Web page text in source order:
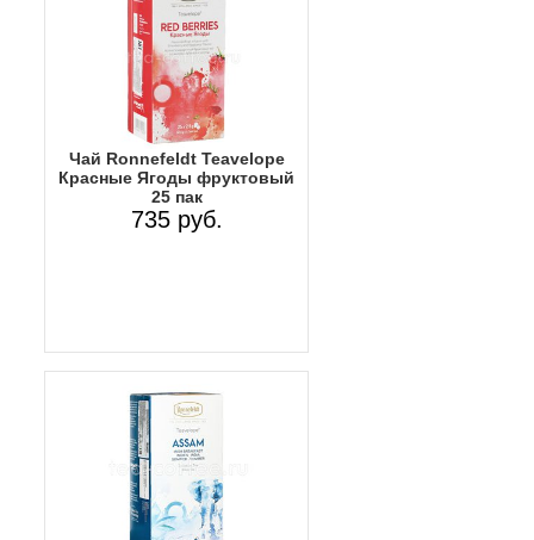
Чай Ronnefeldt Teavelope
Красные Ягоды фруктовый
25 пак
735 руб.